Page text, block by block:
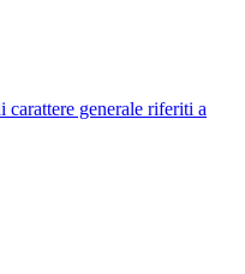
carattere generale riferiti a